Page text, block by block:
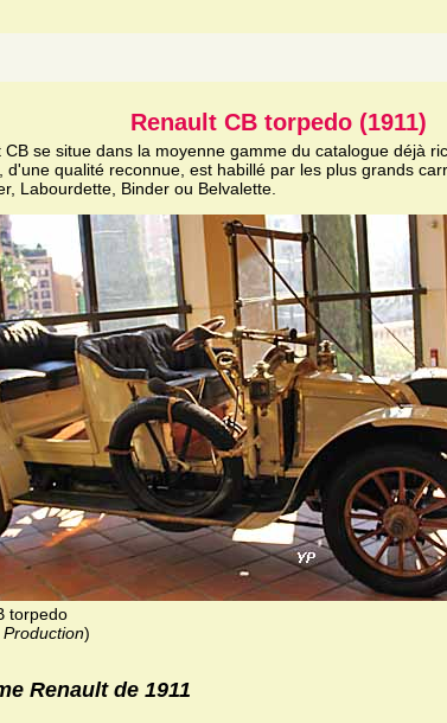
Renault CB torpedo (1911)
CB se situe dans la moyenne gamme du catalogue déjà
d'une qualité reconnue, est habillé par les plus grands
Labourdette, Binder ou Belvalette.
torpedo
)
Renault de 1911